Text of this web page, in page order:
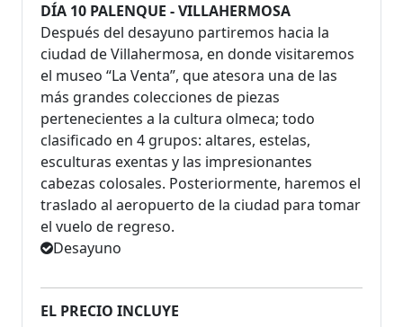
DÍA 10 PALENQUE - VILLAHERMOSA
Después del desayuno partiremos hacia la
ciudad de Villahermosa, en donde visitaremos
el museo “La Venta”, que atesora una de las
más grandes colecciones de piezas
pertenecientes a la cultura olmeca; todo
clasificado en 4 grupos: altares, estelas,
esculturas exentas y las impresionantes
cabezas colosales. Posteriormente, haremos el
traslado al aeropuerto de la ciudad para tomar
el vuelo de regreso.
Desayuno
EL PRECIO INCLUYE